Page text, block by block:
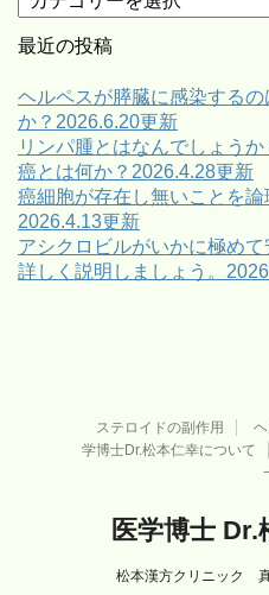
テ
ゴ
ー
最近の投稿
ヘルペスが膵臓に感染する
か？2026.6.20更新
リンパ腫とはなんでしょう
癌とは何か？2026.4.28更新
癌細胞が存在し無いことを論
2026.4.13更新
アシクロビルがいかに極め
詳しく説明しましょう。
ステロイドの副作用
学博士Dr.松本仁幸について
医学博士
松本漢方クリニック